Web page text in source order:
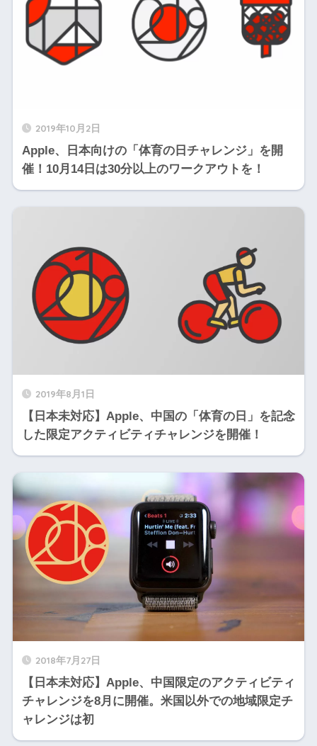
2019年10月2日
Apple、日本向けの「体育の日チャレンジ」を開
催！10月14日は30分以上のワークアウトを！
2019年8月1日
【日本未対応】Apple、中国の「体育の日」を記念
した限定アクティビティチャレンジを開催！
2018年7月27日
【日本未対応】Apple、中国限定のアクティビティ
チャレンジを8月に開催。米国以外での地域限定チ
ャレンジは初